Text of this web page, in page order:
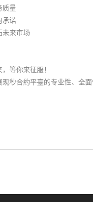
质量
承诺
未来市场
等你来征服！
秒合約平臺的专业性、全